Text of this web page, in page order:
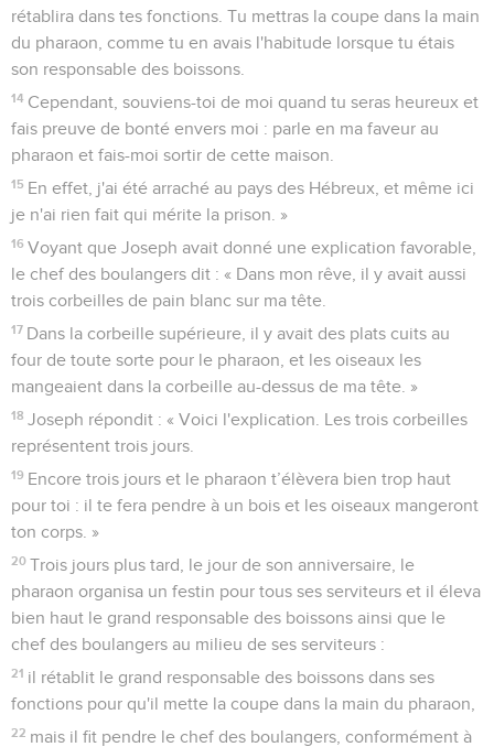
rétablira dans tes fonctions. Tu mettras la coupe dans la main
du pharaon, comme tu en avais l'habitude lorsque tu étais
son responsable des boissons.
14 Cependant, souviens-toi de moi quand tu seras heureux et
fais preuve de bonté envers moi : parle en ma faveur au
pharaon et fais-moi sortir de cette maison.
15 En effet, j'ai été arraché au pays des Hébreux, et même ici
je n'ai rien fait qui mérite la prison. »
16 Voyant que Joseph avait donné une explication favorable,
le chef des boulangers dit : « Dans mon rêve, il y avait aussi
trois corbeilles de pain blanc sur ma tête.
17 Dans la corbeille supérieure, il y avait des plats cuits au
four de toute sorte pour le pharaon, et les oiseaux les
mangeaient dans la corbeille au-dessus de ma tête. »
18 Joseph répondit : « Voici l'explication. Les trois corbeilles
représentent trois jours.
19 Encore trois jours et le pharaon t’élèvera bien trop haut
pour toi : il te fera pendre à un bois et les oiseaux mangeront
ton corps. »
20 Trois jours plus tard, le jour de son anniversaire, le
pharaon organisa un festin pour tous ses serviteurs et il éleva
bien haut le grand responsable des boissons ainsi que le
chef des boulangers au milieu de ses serviteurs :
21 il rétablit le grand responsable des boissons dans ses
fonctions pour qu'il mette la coupe dans la main du pharaon,
22 mais il fit pendre le chef des boulangers, conformément à